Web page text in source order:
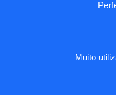
Muito